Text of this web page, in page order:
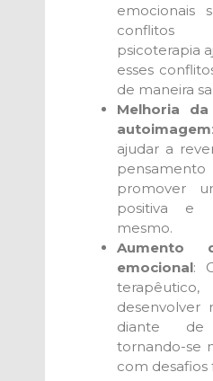
emocionais
conflitos
psicoterapia
esses
de maneira
Melhoria
autoimagem
ajudar a
promover
positiva e
mesmo.
Aumento
emocional:
desenvolver
diante de
tornando-se
com desafios